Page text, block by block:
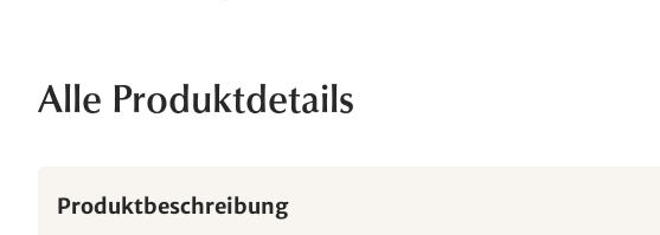
Alle Produktdetails
Produktbeschreibung